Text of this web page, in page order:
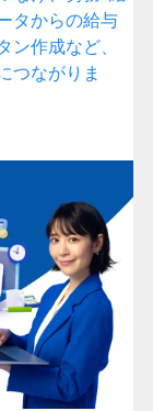
タからの給与
作成など、
つながりま